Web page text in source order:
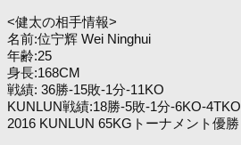
<健太の相手情報>
名前:位宁辉 Wei Ninghui
年齢:25
身長:168CM
戦績: 36勝-15敗-1分-11KO
KUNLUN戦績:18勝-5敗-1分-6KO-4TKO
2016 KUNLUN 65KGトーナメント優勝